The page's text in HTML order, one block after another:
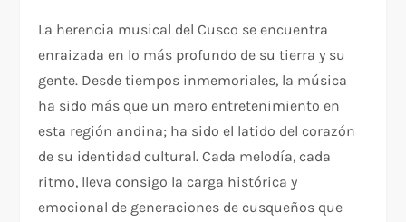
La herencia musical del Cusco se encuentra
enraizada en lo más profundo de su tierra y su
gente. Desde tiempos inmemoriales, la música
ha sido más que un mero entretenimiento en
esta región andina; ha sido el latido del corazón
de su identidad cultural. Cada melodía, cada
ritmo, lleva consigo la carga histórica y
emocional de generaciones de cusqueños que